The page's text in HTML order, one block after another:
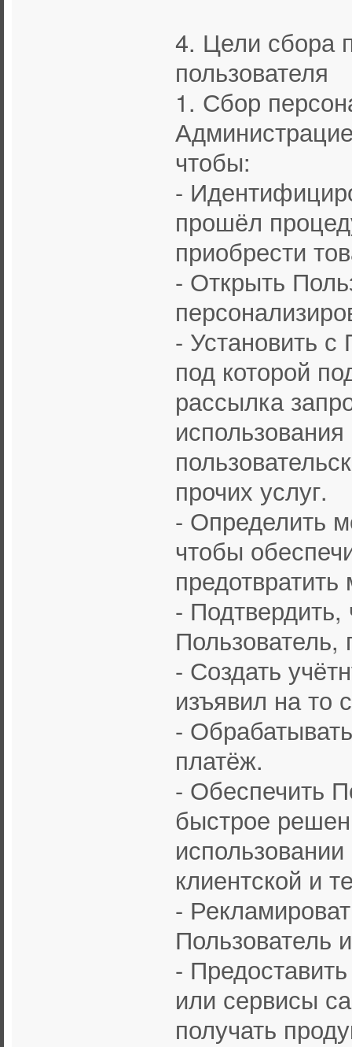
4. Цели сбора
пользователя
1. Сбор
чтобы:
-
прошёл
приобрести
- Открыть
- Установить с
под которой
рассылка
прочих услуг.
- Определить
чтобы
-
- Создать
изъявил на то
-
платёж.
- Обеспечить
быстрое
клиентской и
-
Пользователь
-
или сервисы
получать